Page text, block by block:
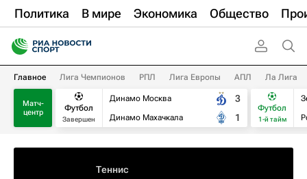
Политика В мире Экономика Общество
Главное Лига Чемпионов РПЛ Лига Европы АПЛ Ла Лига
Матч-
центр
Футбол
Завершен
Динамо Москва
Динамо Махачкала
3
1
Футбол
1-й тайм
Теннис